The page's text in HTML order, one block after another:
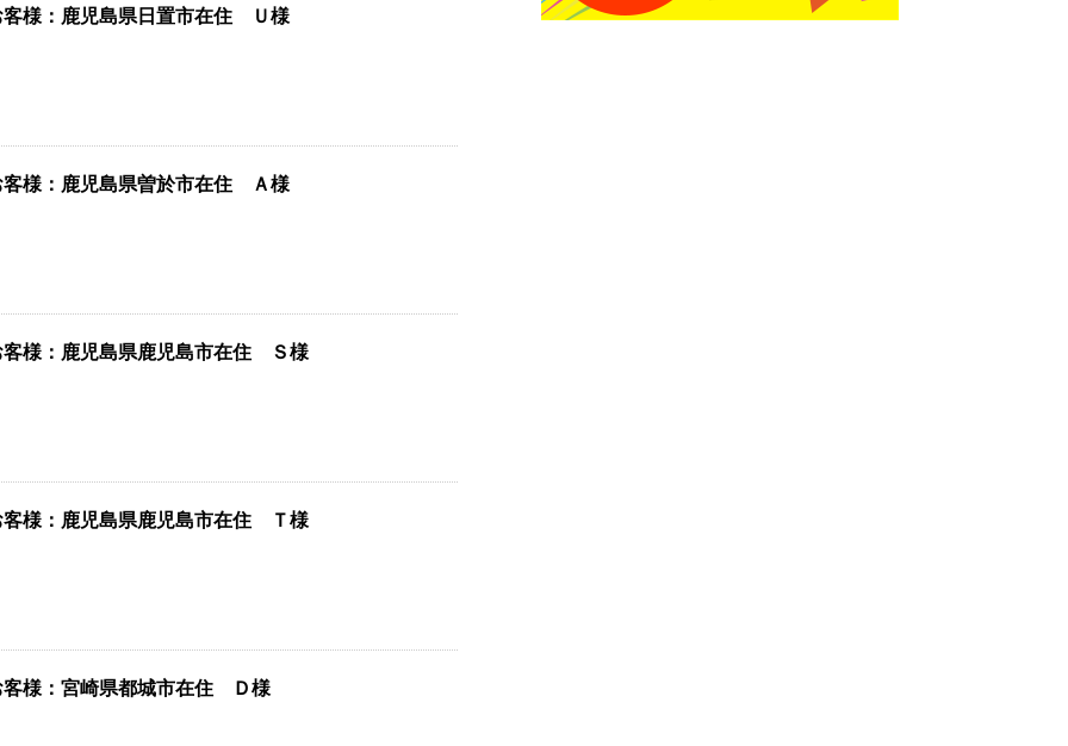
客様：鹿児島県日置市在住 Ｕ様
客様：鹿児島県曽於市在住 Ａ様
客様：鹿児島県鹿児島市在住 Ｓ様
客様：鹿児島県鹿児島市在住 Ｔ様
客様：宮崎県都城市在住 Ｄ様